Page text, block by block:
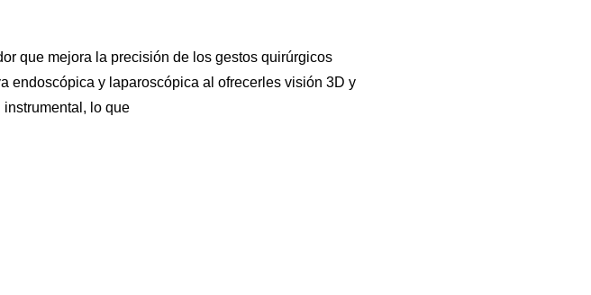
que mejora la precisión de los gestos quirúrgicos
endoscópica y laparoscópica al ofrecerles visión 3D y
lo que